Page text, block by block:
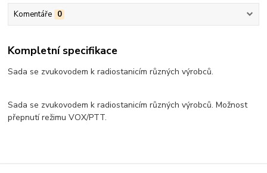
Komentáře 0
Kompletní specifikace
Sada se zvukovodem k radiostanicím různých výrobců.
Sada se zvukovodem k radiostanicím různých výrobců. Možnost
přepnutí režimu VOX/PTT.